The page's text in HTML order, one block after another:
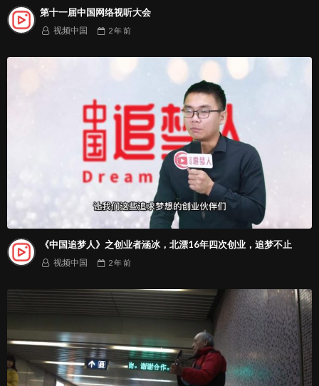
第十一届中国网络视听大会
视频中国 2 年前
《中国追梦人》之创业者涵冰，北漂16年四次创业，追梦不止
视频中国 2 年前